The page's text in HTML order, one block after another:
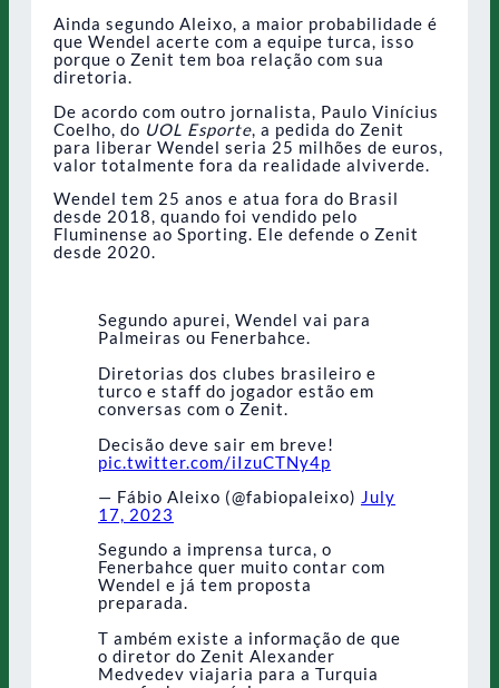
Ainda segundo Aleixo, a maior probabilidade é
que Wendel acerte com a equipe turca, isso
porque o Zenit tem boa relação com sua
diretoria.
De acordo com outro jornalista, Paulo Vinícius
Coelho, do UOL Esporte , a pedida do Zenit
para liberar Wendel seria 25 milhões de euros,
valor totalmente fora da realidade alviverde.
Wendel tem 25 anos e atua fora do Brasil
desde 2018, quando foi vendido pelo
Fluminense ao Sporting. Ele defende o Zenit
desde 2020.
Segundo apurei, Wendel vai para
Palmeiras ou Fenerbahce.
Diretorias dos clubes brasileiro e
turco e staff do jogador estão em
conversas com o Zenit.
Decisão deve sair em breve!
pic.twitter.com/iIzuCTNy4p
— Fábio Aleixo (@fabiopaleixo) July
17, 2023
Segundo a imprensa turca, o
Fenerbahce quer muito contar com
Wendel e já tem proposta
preparada.
T ambém existe a informação de que
o diretor do Zenit Alexander
Medvedev viajaria para a Turquia